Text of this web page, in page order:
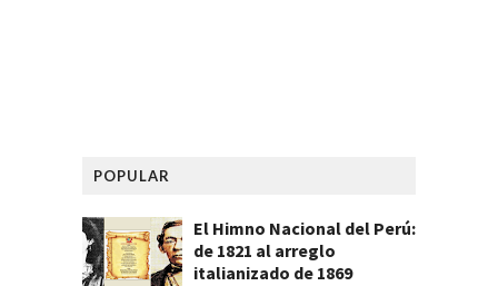
POPULAR
El Himno Nacional del Perú:
de 1821 al arreglo
italianizado de 1869